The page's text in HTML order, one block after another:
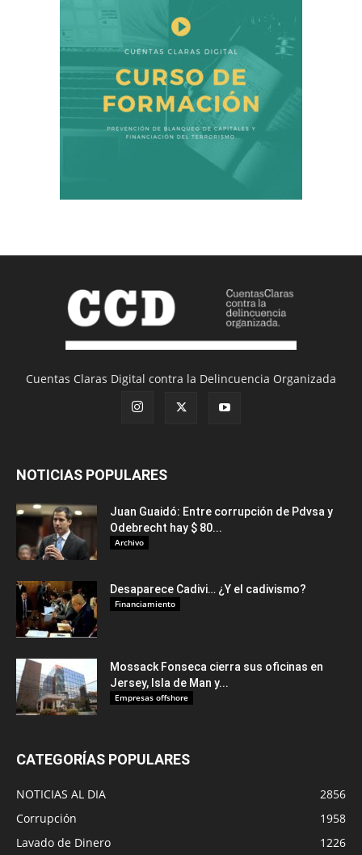
Cuentas Claras Digital contra la Delincuencia Organizada
NOTICIAS POPULARES
Juan Guaidó: Entre corrupción de Pdvsa y
Odebrecht hay $ 80...
Archivo
Desaparece Cadivi… ¿Y el cadivismo?
Financiamiento
Mossack Fonseca cierra sus oficinas en
Jersey, Isla de Man y...
Empresas offshore
CATEGORÍAS POPULARES
NOTICIAS AL DIA
2856
Corrupción
1958
Lavado de Dinero
1226